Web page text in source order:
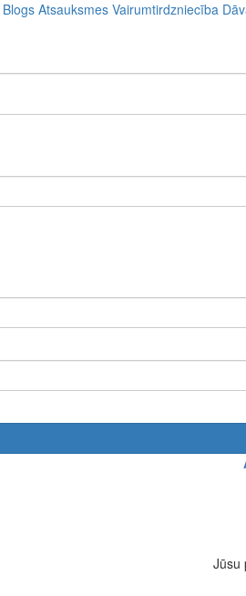
Blogs Atsauksmes Vairumtirdzniecība
Jūsu